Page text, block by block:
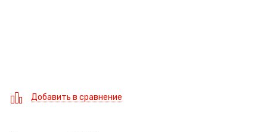
Добавить в сравнение